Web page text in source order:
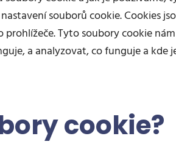
souborů cookie. Cookies
Tyto soubory cookie
a analyzovat, co funguje a kde
cookie?